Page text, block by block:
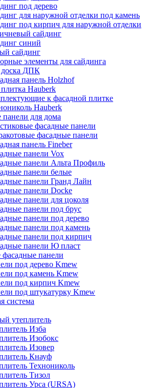
под дерево
для наружной отделки под камень
под кирпич для наружной отделки
сайдинг
синий
сайдинг
элементы для сайдинга
доска ДПК
панель Holzhof
Hauberk
к фасадной плитке
Hauberk
для дома
фасадные панели
фасадные панели
панель Fineber
панели Vox
панели Альта Профиль
панели белые
панели Гранд Лайн
панели Docke
панели для цоколя
панели под брус
панели под дерево
панели под камень
панели под кирпич
панели Ю пласт
панели
под дерево Kmew
под камень Kmew
под кирпич Kmew
под штукатурку Kmew
система
утеплитель
Изба
Изобокс
Изовер
Кнауф
Технониколь
Тизол
Урса (URSA)